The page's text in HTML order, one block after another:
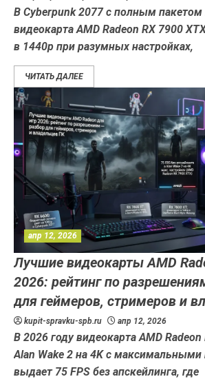
В Cyberpunk 2077 с полным пакетом
видеокарта AMD Radeon RX 7900
в 1440p при разумных настройках,
ЧИТАТЬ ДАЛЕЕ
апр 12, 2026
Лучшие видеокарты AMD
2026: рейтинг по
для геймеров, стримеров и
kupit-spravku-spb.ru апр 12, 2026
В 2026 году видеокарта AMD Radeon
Alan Wake 2 на 4K с максимальными
выдает 75 FPS без апскейлинга, где